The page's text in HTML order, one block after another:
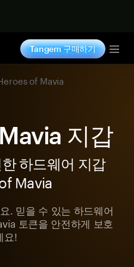
Tangem 구매하기
of Mavia
지갑
하드웨어 지갑
Mavia
. 믿을 수 있는 하드웨어
토큰을 안전하게 보호
요!